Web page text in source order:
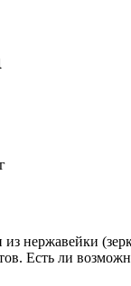
нержавейки
Есть ли